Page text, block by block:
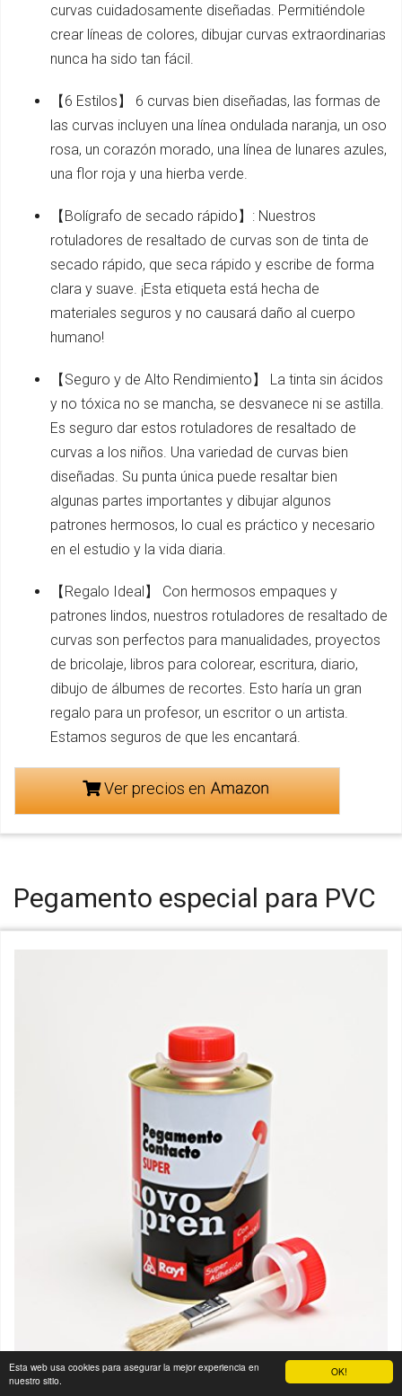
OK!
Esta web usa cookies para asegurar la mejor experiencia en
nuestro sitio.
curvas cuidadosamente diseñadas. Permitiéndole
crear líneas de colores, dibujar curvas extraordinarias
nunca ha sido tan fácil.
【6 Estilos】 6 curvas bien diseñadas, las formas de
las curvas incluyen una línea ondulada naranja, un oso
rosa, un corazón morado, una línea de lunares azules,
una flor roja y una hierba verde.
【Bolígrafo de secado rápido】: Nuestros
rotuladores de resaltado de curvas son de tinta de
secado rápido, que seca rápido y escribe de forma
clara y suave. ¡Esta etiqueta está hecha de
materiales seguros y no causará daño al cuerpo
humano!
【Seguro y de Alto Rendimiento】 La tinta sin ácidos
y no tóxica no se mancha, se desvanece ni se astilla.
Es seguro dar estos rotuladores de resaltado de
curvas a los niños. Una variedad de curvas bien
diseñadas. Su punta única puede resaltar bien
algunas partes importantes y dibujar algunos
patrones hermosos, lo cual es práctico y necesario
en el estudio y la vida diaria.
【Regalo Ideal】 Con hermosos empaques y
patrones lindos, nuestros rotuladores de resaltado de
curvas son perfectos para manualidades, proyectos
de bricolaje, libros para colorear, escritura, diario,
dibujo de álbumes de recortes. Esto haría un gran
regalo para un profesor, un escritor o un artista.
Estamos seguros de que les encantará.
Ver precios en
Pegamento especial para PVC